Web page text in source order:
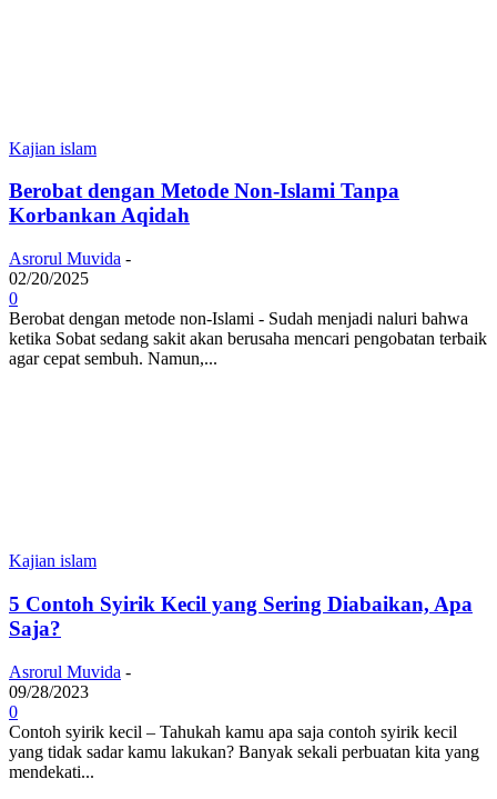
Kajian islam
Berobat dengan Metode Non-Islami Tanpa
Korbankan Aqidah
Asrorul Muvida -
02/20/2025
0
Berobat dengan metode non-Islami - Sudah menjadi naluri bahwa
ketika Sobat sedang sakit akan berusaha mencari pengobatan terbaik
agar cepat sembuh. Namun,...
Kajian islam
5 Contoh Syirik Kecil yang Sering Diabaikan, Apa
Saja?
Asrorul Muvida -
09/28/2023
0
Contoh syirik kecil – Tahukah kamu apa saja contoh syirik kecil
yang tidak sadar kamu lakukan? Banyak sekali perbuatan kita yang
mendekati...